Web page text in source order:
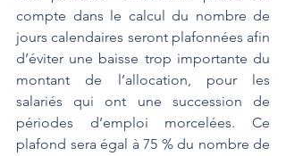
compte dans le calcul du nombre de
jours calendaires seront plafonnées afin
d’éviter une baisse trop importante du
montant de l’allocation, pour les
salariés qui ont une succession de
périodes d’emploi morcelées. Ce
plafond sera égal à 75 % du nombre de